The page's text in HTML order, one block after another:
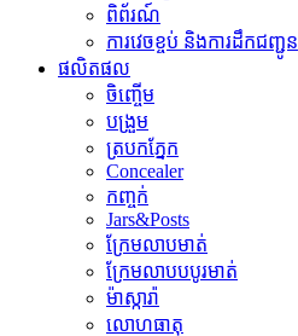
ពិព័រណ៍
ការវេចខ្ចប់ និងការដឹកជញ្ជូន
ផលិតផល
ចិញ្ចើម
បង្រួម
ត្របកភ្នែក
Concealer
កញ្ចក់
Jars&Posts
ក្រែមលាបមាត់
ក្រែមលាបបបូរមាត់
ម៉ាស្ការ៉ា
លោហធាតុ